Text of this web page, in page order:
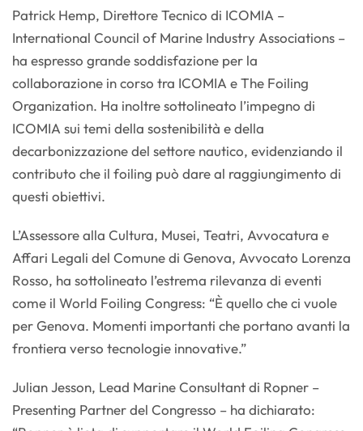
Patrick Hemp, Direttore Tecnico di ICOMIA –
International Council of Marine Industry Associations –
ha espresso grande soddisfazione per la
collaborazione in corso tra ICOMIA e The Foiling
Organization. Ha inoltre sottolineato l’impegno di
ICOMIA sui temi della sostenibilità e della
decarbonizzazione del settore nautico, evidenziando il
contributo che il foiling può dare al raggiungimento di
questi obiettivi.
L’Assessore alla Cultura, Musei, Teatri, Avvocatura e
Affari Legali del Comune di Genova, Avvocato Lorenza
Rosso, ha sottolineato l’estrema rilevanza di eventi
come il World Foiling Congress: “È quello che ci vuole
per Genova. Momenti importanti che portano avanti la
frontiera verso tecnologie innovative.”
Julian Jesson, Lead Marine Consultant di Ropner –
Presenting Partner del Congresso – ha dichiarato: